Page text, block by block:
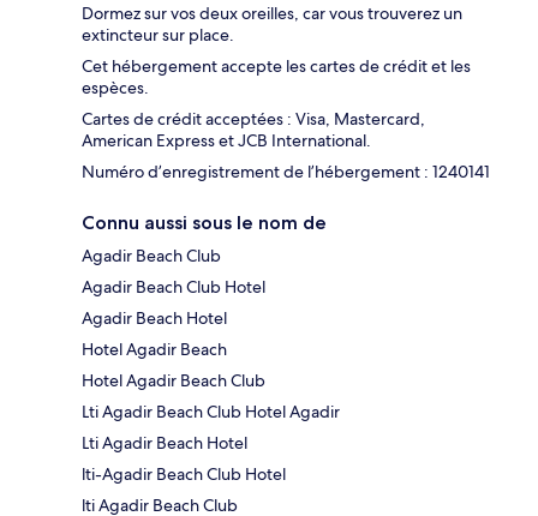
Dormez sur vos deux oreilles, car vous trouverez un
extincteur sur place.
Cet hébergement accepte les cartes de crédit et les
espèces.
Cartes de crédit acceptées : Visa, Mastercard,
American Express et JCB International.
Numéro d’enregistrement de l’hébergement : 1240141
Connu aussi sous le nom de
Agadir Beach Club
Agadir Beach Club Hotel
Agadir Beach Hotel
Hotel Agadir Beach
Hotel Agadir Beach Club
Lti Agadir Beach Club Hotel Agadir
Lti Agadir Beach Hotel
lti-Agadir Beach Club Hotel
lti Agadir Beach Club